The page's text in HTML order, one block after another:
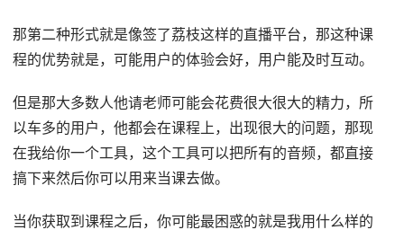
那第二种形式就是像签了荔枝这样的直播平台，那这种课
程的优势就是，可能用户的体验会好，用户能及时互动。
但是那大多数人他请老师可能会花费很大很大的精力，所
以车多的用户，他都会在课程上，出现很大的问题，那现
在我给你一个工具，这个工具可以把所有的音频，都直接
搞下来然后你可以用来当课去做。
当你获取到课程之后，你可能最困惑的就是我用什么样的